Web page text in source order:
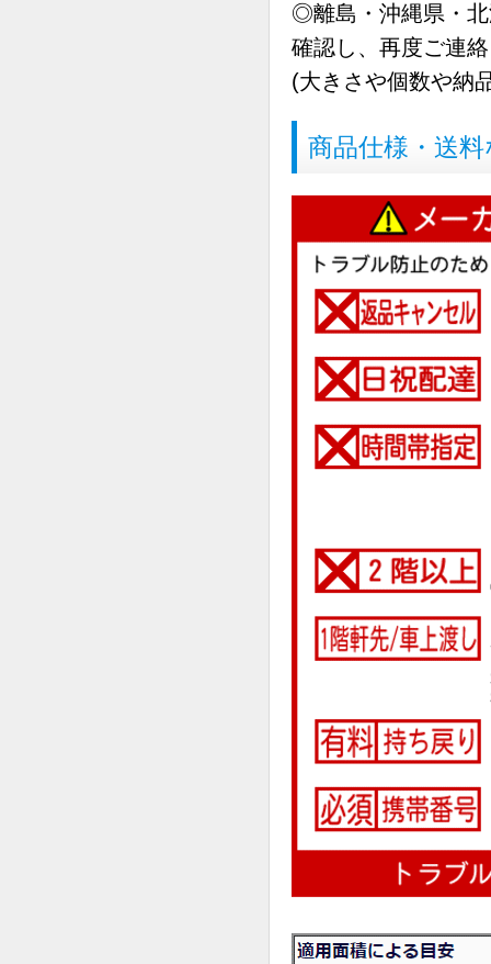
◎離島・沖縄県・北
確認し、再度ご連
(大きさや個数や納
商品仕様・送